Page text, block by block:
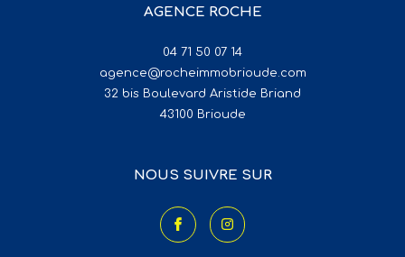
AGENCE ROCHE
04 71 50 07 14
agence@rocheimmobrioude.com
32 bis Boulevard Aristide Briand
43100
brioude
NOUS SUIVRE SUR